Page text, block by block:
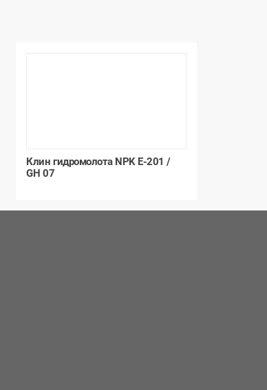
Клин гидромолота NPK E-201 /
GH 07